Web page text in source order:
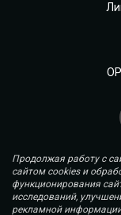
Продолжая работу с
сайтом cookies и
функционирования
исследований,
рекламной